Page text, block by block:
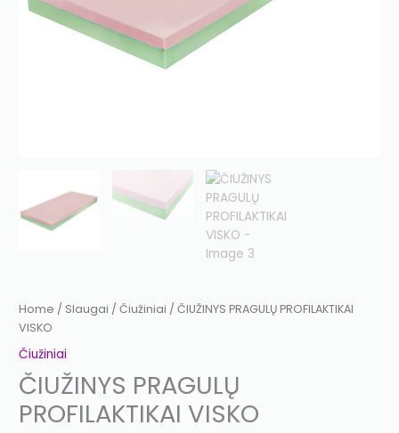
Home / Slaugai /Čiužiniai / ČIUŽINYS PRAGULŲ PROFILAKTIKAI
VISKO
Čiužiniai
ČIUŽINYS PRAGULŲ
PROFILAKTIKAI VISKO